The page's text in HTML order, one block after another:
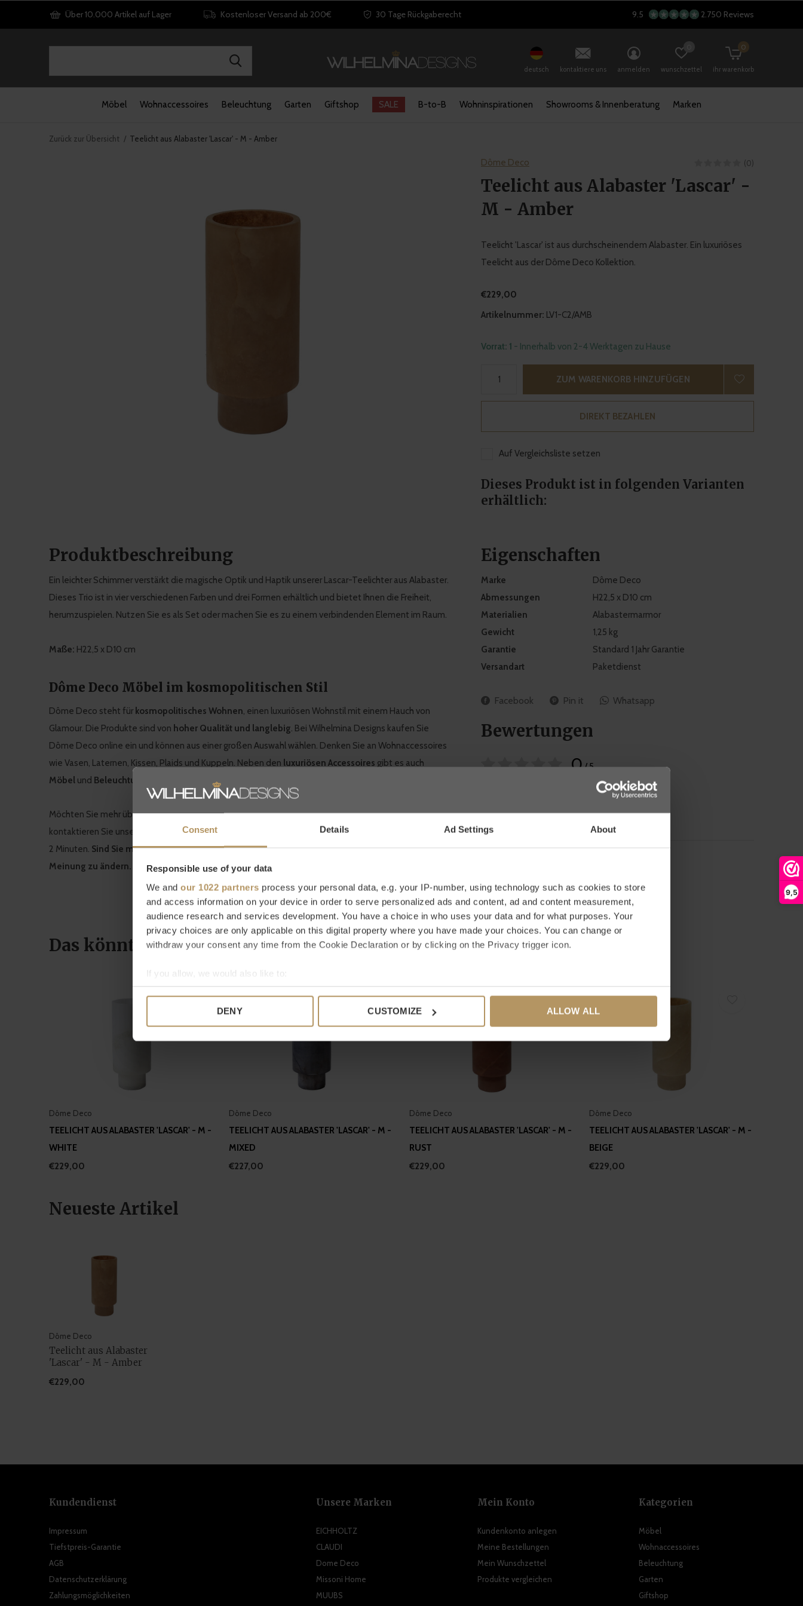
Consent Details Ad Settings About
Responsible use of your data
We and our 1022 partners process your personal data, e.g. your IP-number, using technology such as cookies to store
and access information on your device in order to serve personalized ads and content, ad and content measurement,
audience research and services development. You have a choice in who uses your data and for what purposes. Your
privacy choices are only applicable on this digital property where you have made your choices. You can change or
withdraw your consent any time from the Cookie Declaration or by clicking on the Privacy trigger icon.
If you allow, we would also like to:
Collect information about your geographical location which can be accurate to within several meters
other information that you’ve provided to them or that they’ve collected from your use of their services.
DENY CUSTOMIZE ALLOW ALL
9,5
Möbel Wohnaccessoires Beleuchtung Garten Giftshop SALE B-to-B Wohninspirationen Showrooms & Innenberatung Marken
deutsch kontaktiere uns anmelden wunschzettel ihr warenkorb
0
Über 10.000 Artikel auf Lager Kostenloser Versand ab 200€ 30 Tage Rückgaberecht 9.5 2.750 Reviews
Zurück zur Übersicht Teelicht aus Alabaster 'Lascar' - M - Amber
Dôme Deco (0)
Teelicht aus Alabaster 'Lascar' -
M - Amber
Teelicht 'Lascar' ist aus durchscheinendem Alabaster. Ein luxuriöses
Teelicht aus der Dôme Deco Kollektion.
€229,00
Artikelnummer: LV1-C2/AMB
Vorrat: 1 - Innerhalb von 2-4 Werktagen zu Hause
ZUM WARENKORB HINZUFÜGEN
DIREKT BEZAHLEN
Auf Vergleichsliste setzen
Dieses Produkt ist in folgenden Varianten
erhältlich:
Produktbeschreibung
Ein leichter Schimmer verstärkt die magische Optik und Haptik unserer Lascar-Teelichter aus Alabaster.
Dieses Trio ist in vier verschiedenen Farben und drei Formen erhältlich und bietet Ihnen die Freiheit,
herumzuspielen. Nutzen Sie es als Set oder machen Sie es zu einem verbindenden Element im Raum.
Maße: H22,5 x D10 cm
Dôme Deco Möbel im kosmopolitischen Stil
Dôme Deco steht für kosmopolitisches Wohnen, einen luxuriösen Wohnstil mit einem Hauch von
Glamour. Die Produkte sind von hoher Qualität und langlebig. Bei Wilhelmina Designs kaufen Sie
Dôme Deco online ein und können aus einer großen Auswahl wählen. Denken Sie an Wohnaccessoires
wie Vasen, Laternen, Kissen, Plaids und Kuppeln. Neben den luxuriösen Accessoires gibt es auch
Möbel und Beleuchtung, mit denen Sie das kosmopolitische Gefühl in Ihr Zuhause bringen können.
Möchten Sie mehr über Dôme Deco erfahren oder suchen Sie ein bestimmtes Produkt? Bitte
kontaktieren Sie unseren
Kundenservice.Eine direkte Bestellung ist ebenfalls möglich. Dies dauert nur
2 Minuten. Sind Sie mit Ihrem Kauf nicht ganz zufrieden? Bei WDS bekommen Sie30 Tage, um Ihre
Meinung zu ändern.
Eigenschaften
Marke
Dôme Deco
Abmessungen
H22,5 x D10 cm
Materialien
Alabastermarmor
Gewicht
1,25 kg
Garantie
Standard 1 Jahr Garantie
Versandart
Paketdienst
Facebook Pin it Whatsapp
Bewertungen
0/ 5
0 Sterne, basierend auf 0 Bewertungen
Das könnte Ihnen auch gefallen
Dôme Deco
TEELICHT AUS ALABASTER 'LASCAR' - M -
WHITE
€229,00
Dôme Deco
TEELICHT AUS ALABASTER 'LASCAR' - M -
MIXED
€227,00
Dôme Deco
TEELICHT AUS ALABASTER 'LASCAR' - M -
RUST
€229,00
Dôme Deco
TEELICHT AUS ALABASTER 'LASCAR' - M -
BEIGE
€229,00
Neueste Artikel
Dôme Deco
Teelicht aus Alabaster
'Lascar' - M - Amber
€229,00
Kundendienst
Impressum
Tiefstpreis-Garantie
AGB
Datenschutzerklärung
Zahlungsmöglichkeiten
Unsere Marken
EICHHOLTZ
CLAUDI
Dome Deco
Missoni Home
MUUBS
Mein Konto
Kundenkonto anlegen
Meine Bestellungen
Mein Wunschzettel
Produkte vergleichen
Kategorien
Möbel
Wohnaccessoires
Beleuchtung
Garten
Giftshop